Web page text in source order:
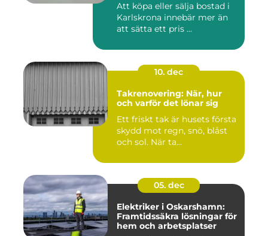
Att köpa eller sälja bostad i
Karlskrona innebär mer än
att sätta ett pris ...
10. dec
Takrenovering: När, hur
och varför det lönar sig
Ett friskt tak är husets första
skydd mot regn, snö, blåst
och sol. När ta...
05. dec
Elektriker i Oskarshamn:
Framtidssäkra lösningar för
hem och arbetsplatser